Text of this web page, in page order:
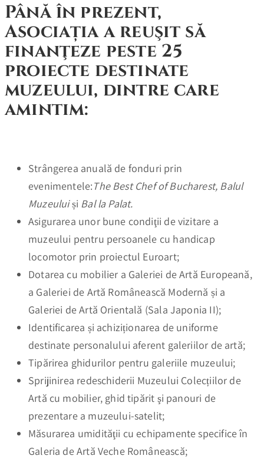
Până în prezent,
Asociația a reuşit să
finanţeze peste 25
proiecte destinate
muzeului, dintre care
amintim:
Strângerea anuală de fonduri prin
evenimentele:The Best Chef of Bucharest, Balul
Muzeuluiși Bal la Palat.
Asigurarea unor bune condiţii de vizitare a
muzeului pentru persoanele cu handicap
locomotor prin proiectul Euroart;
Dotarea cu mobilier a Galeriei de Artă Europeană,
a Galeriei de Artă Românească Modernă și a
Galeriei de Artă Orientală (Sala Japonia II);
Identificarea și achiziționarea de uniforme
destinate personalului aferent galeriilor de artă;
Tipărirea ghidurilor pentru galeriile muzeului;
Sprijinirea redeschiderii Muzeului Colecțiilor de
Artă cu mobilier, ghid tipărit şi panouri de
prezentare a muzeului-satelit;
Măsurarea umidităţii cu echipamente specifice în
Galeria de Artă Veche Românească;